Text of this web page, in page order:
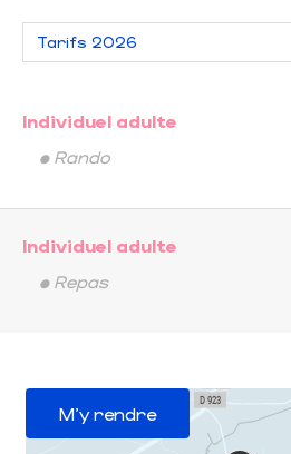
Individuel adulte
• Rando
Individuel adulte
• Repas
M'y rendre